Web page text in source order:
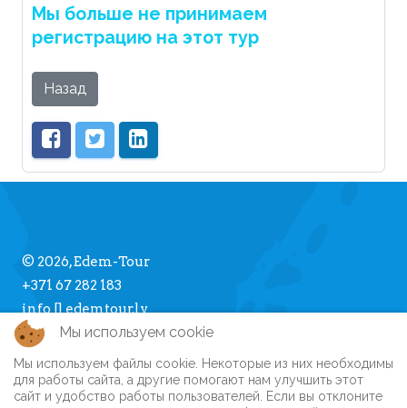
Мы больше не принимаем
регистрацию на этот тур
Назад
© 2026, Edem-Tour
+371 67 282 183
info [] edemtour.lv
Про Edem-Tour
Памятка туристу
Мы используем cookie
Мы используем файлы cookie. Некоторые из них необходимы
для работы сайта, а другие помогают нам улучшить этот
сайт и удобство работы пользователей. Если вы отклоните